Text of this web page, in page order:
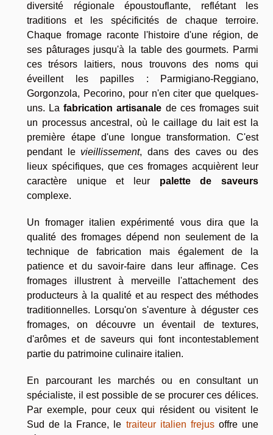
diversité régionale époustouflante, reflétant les
traditions et les spécificités de chaque terroire.
Chaque fromage raconte l'histoire d'une région, de
ses pâturages jusqu'à la table des gourmets. Parmi
ces trésors laitiers, nous trouvons des noms qui
éveillent les papilles : Parmigiano-Reggiano,
Gorgonzola, Pecorino, pour n'en citer que quelques-
uns. Lafabrication artisanale de ces fromages suit
un processus ancestral, où le caillage du lait est la
première étape d'une longue transformation. C'est
pendant le vieillissement, dans des caves ou des
lieux spécifiques, que ces fromages acquièrent leur
caractère unique et leur palette de saveurs
complexe.
Un fromager italien expérimenté vous dira que la
qualité des fromages dépend non seulement de la
technique de fabrication mais également de la
patience et du savoir-faire dans leur affinage. Ces
fromages illustrent à merveille l'attachement des
producteurs à la qualité et au respect des méthodes
traditionnelles. Lorsqu'on s'aventure à déguster ces
fromages, on découvre un éventail de textures,
d'arômes et de saveurs qui font incontestablement
partie du patrimoine culinaire italien.
En parcourant les marchés ou en consultant un
spécialiste, il est possible de se procurer ces délices.
Par exemple, pour ceux qui résident ou visitent le
Sud de la France, le traiteur italien frejusoffre une